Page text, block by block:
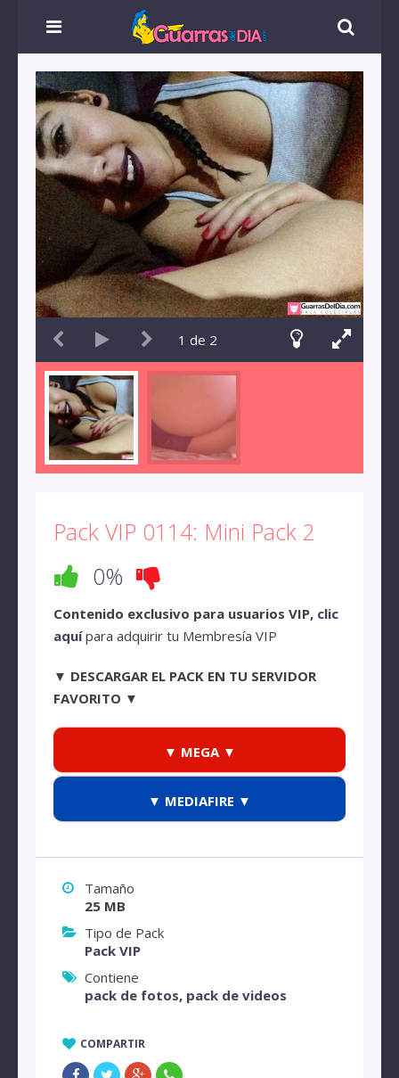
1 de 2
Pack VIP 0114: Mini Pack 2
0%
Contenido exclusivo para usuarios VIP, clic
aquípara adquirir tu Membresía VIP
▼ DESCARGAR EL PACK EN TU SERVIDOR
FAVORITO ▼
▼ MEGA ▼
▼ MEDIAFIRE ▼
Tamaño
25 MB
Tipo de Pack
Pack VIP
Contiene
pack de fotos, pack de videos
COMPARTIR